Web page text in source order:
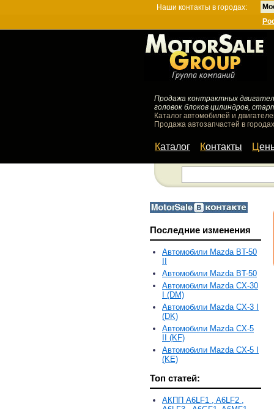
Наши контакты в городах:
Продажа контрактных
головок блоков цилиндров,
Каталог автомобилей и
Продажа автозапчастей в
Каталог Контакты
Последние изменения
Автомобили Mazda BT-50
Автомобили Mazda BT-50
Автомобили Mazda CX-30
I (DM)
Автомобили Mazda CX-3 I
(DK)
Автомобили Mazda CX-5
II (KF)
Автомобили Mazda CX-5 I
(KE)
Топ статей:
АКПП A6LF1 , A6LF2 ,